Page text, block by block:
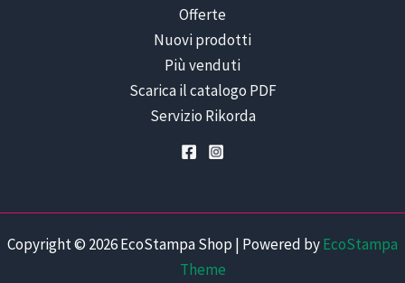
Offerte
Nuovi prodotti
Più venduti
Scarica il catalogo PDF
Servizio Rikorda
Copyright © 2026 EcoStampa Shop | Powered byEcoStampa
Theme